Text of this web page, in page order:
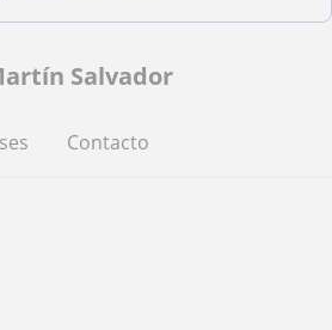
Salvador
Contacto